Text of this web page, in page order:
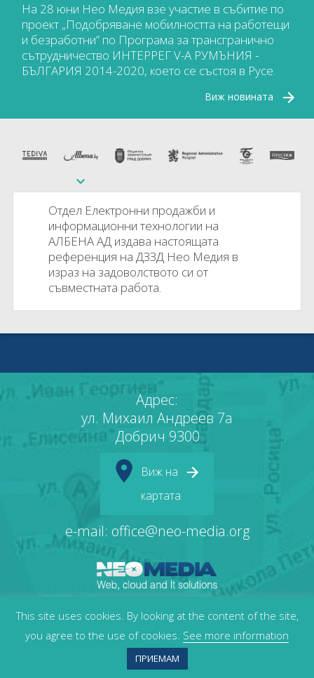
На 28 юни Нео Медия взе участие в събитие по
проект „Подобряване мобилността на работещи
и безработни” по Програма за трансгранично
сътрудничество ИНТЕРРЕГ V-A РУМЪНИЯ -
БЪЛГАРИЯ 2014-2020, което се състоя в Русе.
Виж новината
Отдел Електронни продажби и
информационни технологии на
АЛБЕНА АД издава настоящата
референция на ДЗЗД Нео Медия в
израз на задоволството си от
съвместната работа.
Адрес:
ул. Михаил Андреев 7а
Добрич 9300
Виж на
картата
e-mail: office@neo-media.org
Защита на лични данни Политика за „бисквитки“
This site uses cookies. By looking at the content of the site,
you agree to the use of cookies. See more information
ПРИЕМАМ